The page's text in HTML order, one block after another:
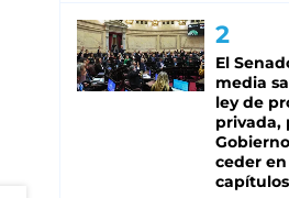
El
media
ley de
privada,
ceder
capítulos